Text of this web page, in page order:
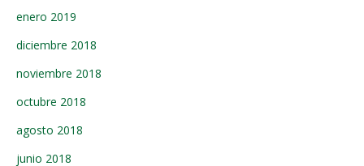
enero 2019
diciembre 2018
noviembre 2018
octubre 2018
agosto 2018
junio 2018